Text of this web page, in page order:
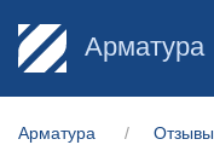
Арматура
Арматура Отзывы